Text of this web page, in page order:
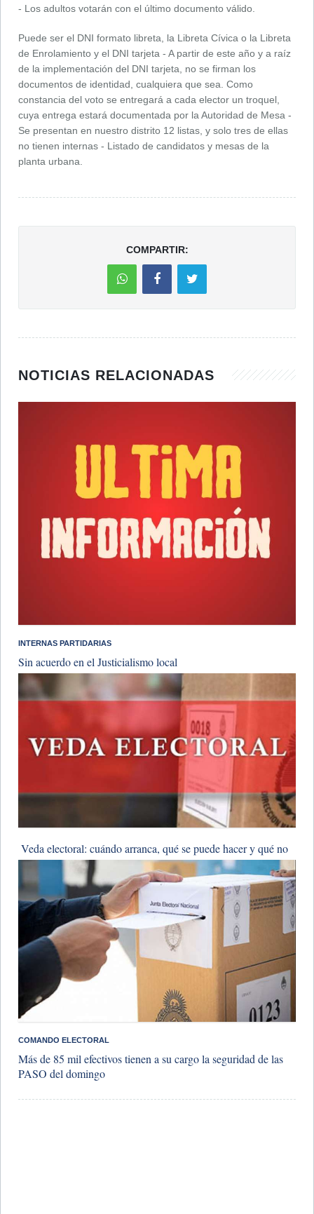
- Los adultos votarán con el último documento válido.
Puede ser el DNI formato libreta, la Libreta Cívica o la Libreta
de Enrolamiento y el DNI tarjeta - A partir de este año y a raíz
de la implementación del DNI tarjeta, no se firman los
documentos de identidad, cualquiera que sea. Como
constancia del voto se entregará a cada elector un troquel,
cuya entrega estará documentada por la Autoridad de Mesa -
Se presentan en nuestro distrito 12 listas, y solo tres de ellas
no tienen internas - Listado de candidatos y mesas de la
planta urbana.
COMPARTIR:
NOTICIAS RELACIONADAS
INTERNAS PARTIDARIAS
Sin acuerdo en el Justicialismo local
​ Veda electoral: cuándo arranca, qué se puede hacer y qué no
COMANDO ELECTORAL
Más de 85 mil efectivos tienen a su cargo la seguridad de las
PASO del domingo